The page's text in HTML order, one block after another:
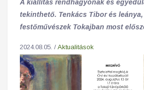
A kiállítás rendhagyónak és
tekinthető. Tenkács Tibor és
festőművészek Tokajban most
2024.08.05. / Aktualitások